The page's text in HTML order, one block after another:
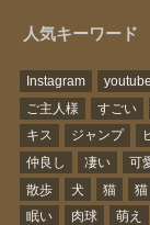
人気キーワード
Instagram youtube
ご主人様
すごい
キス
ジャンプ
仲良し
凄い 可
散歩
犬 猫
眠い
肉球 萌え